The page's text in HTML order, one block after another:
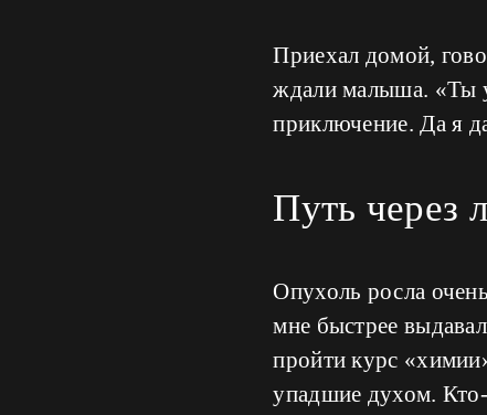
Приехал домой,
ждали малыша. «Ты
приключение. Да я
Путь через
Опухоль росла
мне быстрее
пройти курс
упадшие духом.